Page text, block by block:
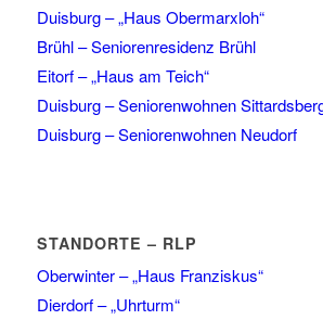
Duisburg – „Haus Obermarxloh“
Brühl – Seniorenresidenz Brühl
Eitorf – „Haus am Teich“
Duisburg – Seniorenwohnen
Duisburg – Seniorenwohnen Neudorf
STANDORTE – RLP
Oberwinter – „Haus Franziskus“
Dierdorf – „Uhrturm“